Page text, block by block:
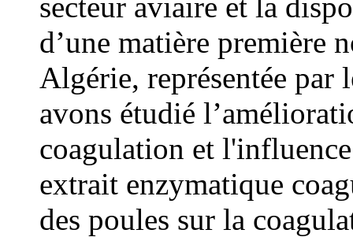
d’une matière première
Algérie, représentée par
avons étudié
coagulation et
extrait enzymatique
des poules sur la